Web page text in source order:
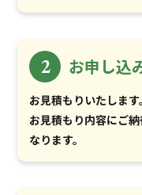
2 お申し込
お見積もりいたします。
お見積もり内容にご
なります。